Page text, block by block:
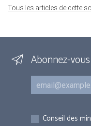
Tous les articles de cette
Abonnez-
Courriel
Inscriptions
Conseil des